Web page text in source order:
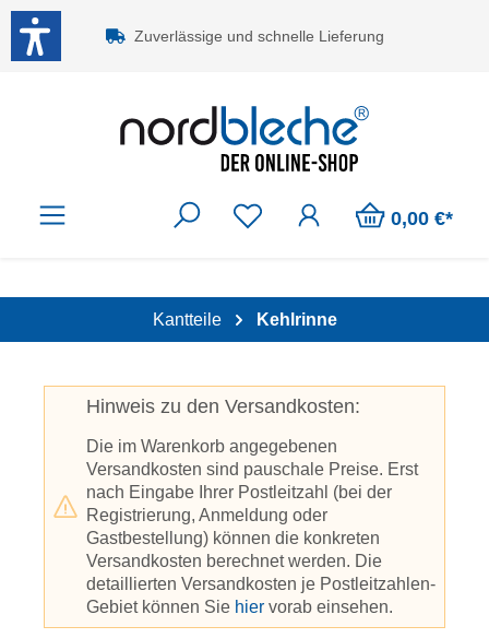
Zum Hauptinhalt springen
Zuverlässige und schnelle Lieferung
0,00 €*
Kantteile Kehlrinne
Hinweis zu den Versandkosten:
Die im Warenkorb angegebenen
Versandkosten sind pauschale Preise. Erst
nach Eingabe Ihrer Postleitzahl (bei der
Registrierung, Anmeldung oder
Gastbestellung) können die konkreten
Versandkosten berechnet werden. Die
detaillierten Versandkosten je Postleitzahlen-
Gebiet können Sie hier vorab einsehen.